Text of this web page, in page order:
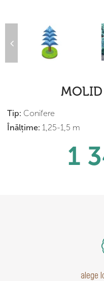
Tip: Conifere
Înălțime: 1,25-1,5 m
1
alege